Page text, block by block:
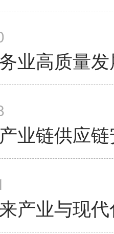
业高质量
业链供应
产业与现